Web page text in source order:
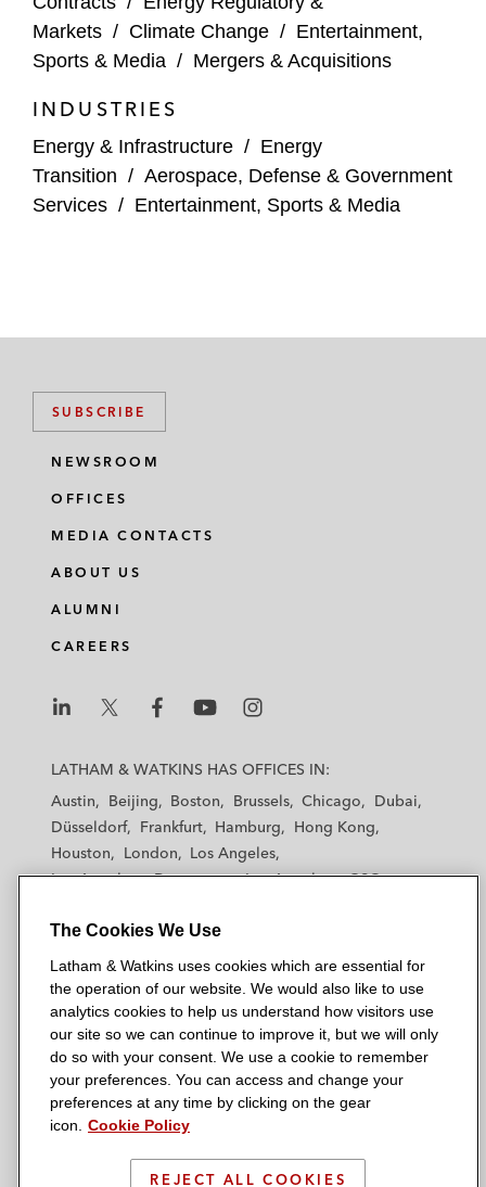
Markets / Climate Change / Entertainment,
Sports & Media / Mergers & Acquisitions
INDUSTRIES
Energy & Infrastructure / Energy
Transition / Aerospace, Defense & Government
Services / Entertainment, Sports & Media
SUBSCRIBE
NEWSROOM
OFFICES
MEDIA CONTACTS
ABOUT US
ALUMNI
CAREERS
a
k
s
L
a
h
t
k
i
s
T
w
a
h
t
k
i
s
F
a
a
t
k
i
s
Y
o
t
a
m
t
k
s
o
n
LATHAM & WATKINS HAS OFFICES IN:
Austin
Beijing Boston Brussels Chicago
Dubai
Düsseldorf
Frankfurt Hamburg
Hong Kong
Houston
London
Los Angeles
Los Angeles — Downtown
Los Angeles — GSO
New York
Orange County
San Diego
San Francisco Seoul
Silicon Valley
Singapore
Tel Aviv Tokyo Washington, D.C.
© 2026 Latham & Watkins
Site Map
Privacy Policy
The Cookies We Use
Latham & Watkins uses cookies which are essential for
the operation of our website. We would also like to use
analytics cookies to help us understand how visitors use
our site so we can continue to improve it, but we will only
do so with your consent. We use a cookie to remember
your preferences. You can access and change your
preferences at any time by clicking on the gear
icon.
Cookie Policy
REJECT ALL COOKIES